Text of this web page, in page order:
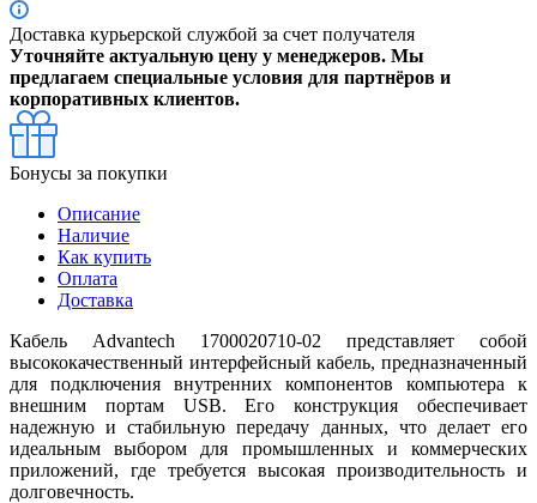
Доставка курьерской службой за счет получателя
Уточняйте актуальную цену у менеджеров. Мы
предлагаем специальные условия для партнёров и
корпоративных клиентов.
Бонусы за покупки
Описание
Наличие
Как купить
Оплата
Доставка
Кабель Advantech 1700020710-02 представляет собой
высококачественный интерфейсный кабель, предназначенный
для подключения внутренних компонентов компьютера к
внешним портам USB. Его конструкция обеспечивает
надежную и стабильную передачу данных, что делает его
идеальным выбором для промышленных и коммерческих
приложений, где требуется высокая производительность и
долговечность.